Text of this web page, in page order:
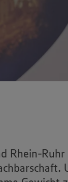
Rhein-